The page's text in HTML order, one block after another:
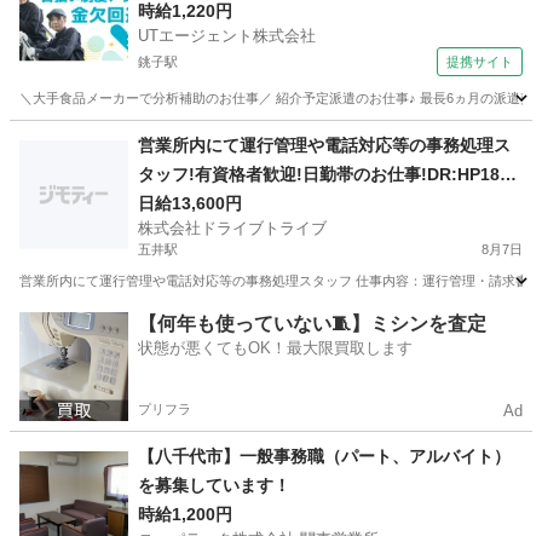
少なめ
時給1,220円
UTエージェント株式会社
銚子駅 提携サイト
＼大手食品メーカーで分析補助のお仕事／ 紹介予定派遣のお仕事♪ 最長6ヵ月の派遣
銚子駅 その他
営業所内にて運行管理や電話対応等の事務処理ス
タッフ!有資格者歓迎!日勤帯のお仕事!DR:HP185-
01Y
日給13,600円
株式会社ドライブトライブ
五井駅 8月7日
営業所内にて運行管理や電話対応等の事務処理スタッフ 仕事内容：運行管理・請求
千葉 市原市 五井駅 一般事務 運行管理
【何年も使っていない🧵】ミシンを査定
状態が悪くてもOK！最大限買取します
プリフラ Ad
【八千代市】一般事務職（パート、アルバイト）
を募集しています！
時給1,200円